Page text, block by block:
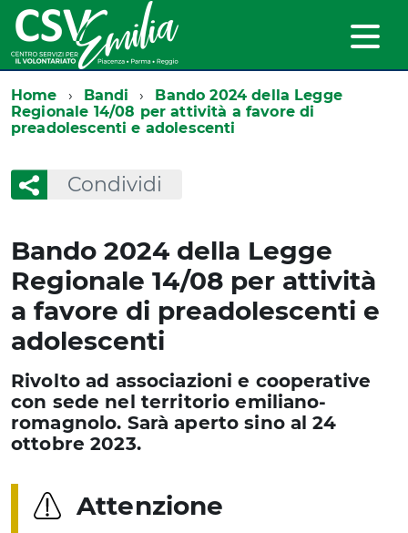
Home Bandi
Bando 2024 della Legge
Regionale 14/08 per attività a favore di
preadolescenti e adolescenti
Bando 2024 della Legge
Regionale 14/08 per attività
a favore di preadolescenti e
adolescenti
Rivolto ad associazioni e cooperative
con sede nel territorio emiliano-
romagnolo. Sarà aperto sino al 24
ottobre 2023.
Condividi
Attenzione